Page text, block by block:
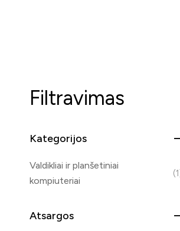
Filtravimas
Kategorijos
Valdikliai ir planšetiniai
kompiuteriai
Atsargos